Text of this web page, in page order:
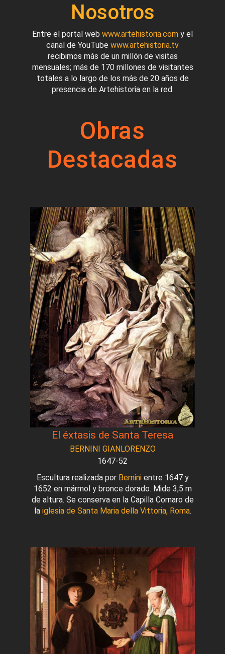
Nosotros
Entre el portal web www.artehistoria.com y el
canal de YouTube www.artehistoria.tv
recibimos más de un millón de visitas
mensuales; más de 170 millones de visitantes
totales a lo largo de los más de 20 años de
presencia de Artehistoria en la red.
Obras
Destacadas
El éxtasis de Santa Teresa
BERNINI GIANLORENZO
1647-52
Escultura realizada por Berninientre 1647 y
1652 en mármol y bronce dorado. Mide 3,5 m
de altura. Se conserva en la Capilla Cornaro de
la iglesia de Santa Maria della Vittoria, Roma.